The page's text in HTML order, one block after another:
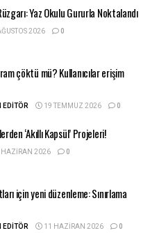
Yaz Okulu Gururla Noktalandı
2026 0
çöktü mü? Kullanıcılar erişim
EDITÖR 19 TEMMUZ 2026 0
‘Akıllı Kapsül’ Projeleri!
2026 0
için yeni düzenleme: Sınırlama
EDITÖR 11 HAZIRAN 2026 0